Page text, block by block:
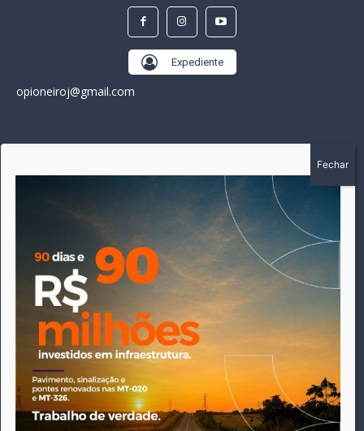
Expediente
opioneiroj@gmail.com
A história do Pioneiro inicia em fevereiro de 2005 em
Canarana - MT, na época, como um jornal impresso semanal,
que chegou a possuir mil assinantes. Durante 15 anos, foram
publicadas 691 edições que narraram os acontecimentos
políticos, policiais e cotidianos de Canarana e região. Fiel a sua
origem, pautado sempre pela busca incessante da
imparcialidade, faz jus a sua logo, com o característico "avião
da praça" de Canarana, sendo o símbolo do
comprometimento deste veículo de comunicação com o
relato dos fatos neste município. Em 06 de dezembro de 2019
circulou a última edição impressa do jornal, que desde então
tem veiculação exclusivamente online.